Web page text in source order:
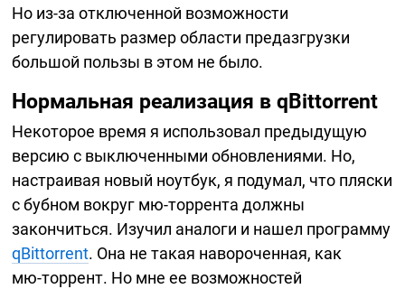
Но из-за отключенной возможности
регулировать размер области предазгрузки
большой пользы в этом не было.
Нормальная реализация в qBittorrent
Некоторое время я использовал предыдущую
версию с выключенными обновлениями. Но,
настраивая новый ноутбук, я подумал, что пляски
с бубном вокруг мю-торрента должны
закончиться. Изучил аналоги и нашел программу
qBittorrent. Она не такая навороченная, как
мю-торрент. Но мне ее возможностей